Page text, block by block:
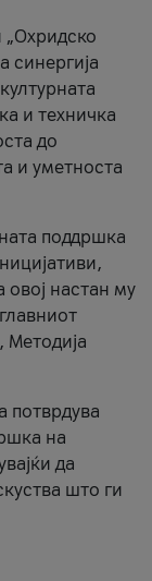
„Охридско
синергија
и техничка
до
и уметноста
поддршка
овој настан му
Методија
потврдува
на
да
што ги